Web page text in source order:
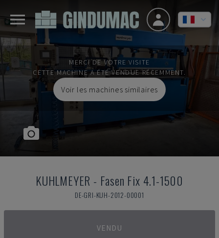
MERCI DE VOTRE VISITE
CETTE MACHINE A ÉTÉ VENDUE RÉCEMMENT.
Voir les machines similaires
KUHLMEYER - Fasen Fix 4.1-1500
DE-GRI-KUH-2012-00001
VENDU